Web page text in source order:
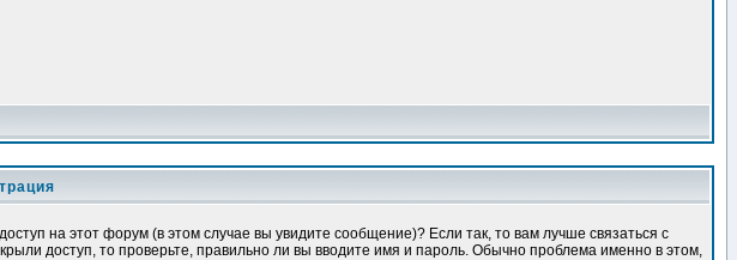
на этот форум (в этом случае вы увидите сообщение)? Если так, то вам лучше связаться с
доступ, то проверьте, правильно ли вы вводите имя и пароль. Обычно проблема именно в этом,